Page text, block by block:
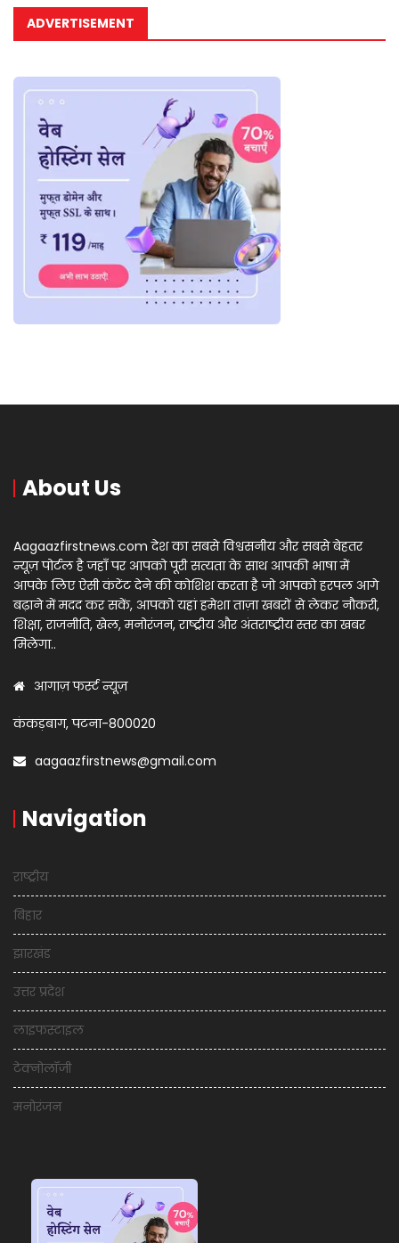
ADVERTISEMENT
About Us
Aagaazfirstnews.com देश का सबसे विश्वसनीय और सबसे बेहतर
न्यूज़ पोर्टल है जहाँ पर आपको पूरी सत्यता के साथ आपकी भाषा में
आपके लिए ऐसी कंटेंट देने की कोशिश करता है जो आपको हरपल आगे
बढ़ाने में मदद कर सकें, आपको यहां हमेशा ताज़ा खबरों से लेकर नौकरी,
शिक्षा, राजनीति, खेल, मनोरंजन, राष्ट्रीय और अंतराष्ट्रीय स्तर का खबर
मिलेगा..
आगाज़ फर्स्ट न्यूज़
कंकड़बाग, पटना-800020
aagaazfirstnews@gmail.com
Navigation
राष्ट्रीय
बिहार
झारखंड
उत्तर प्रदेश
लाइफस्टाइल
टेक्नोलॉजी
मनोरंजन